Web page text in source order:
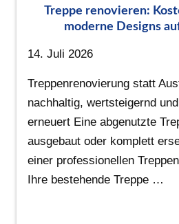
Treppe renovieren:
moderne Designs
14. Juli 2026
Treppenrenovierung statt
nachhaltig, wertsteigernd
erneuert Eine abgenutzte
ausgebaut oder komplett
einer professionellen
Ihre bestehende Treppe …